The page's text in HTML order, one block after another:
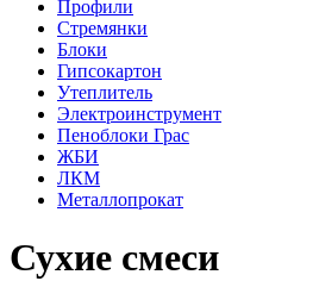
Профили
Стремянки
Блоки
Гипсокартон
Утеплитель
Электроинструмент
Пеноблоки Грас
ЖБИ
ЛКМ
Металлопрокат
Сухие смеси